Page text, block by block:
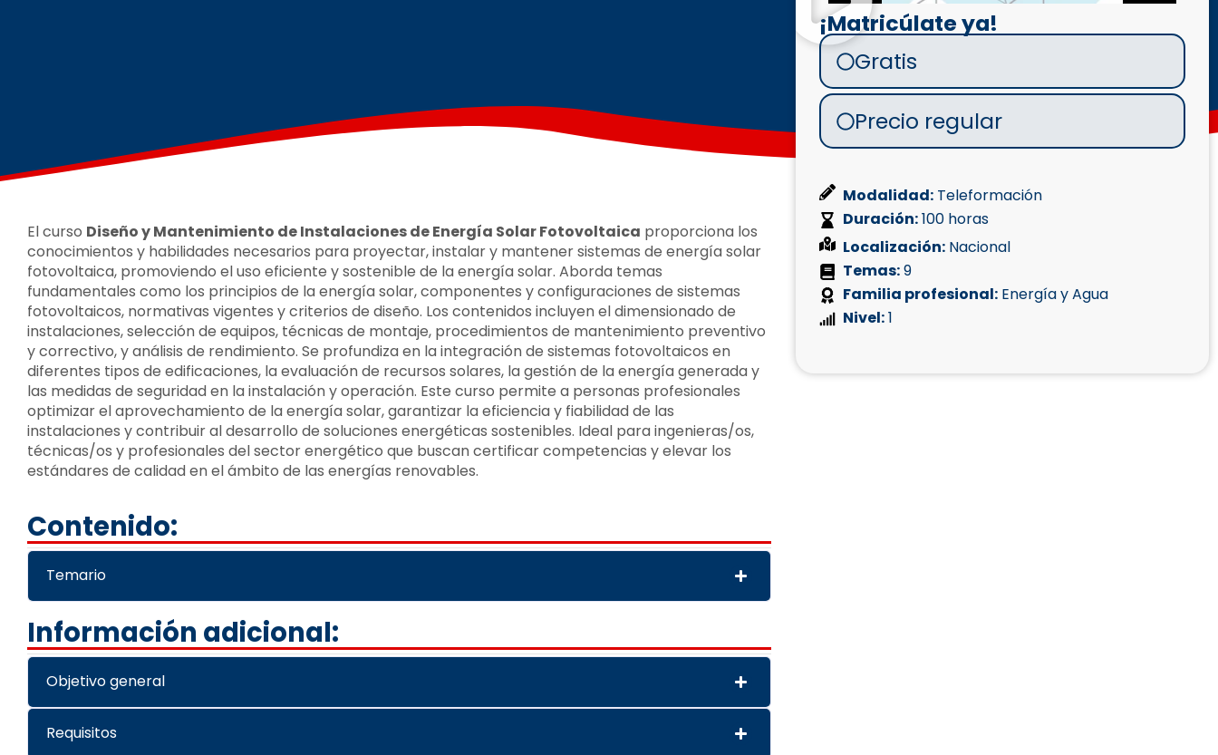
¡Matricúlate ya!
Gratis
Precio regular
Modalidad: Teleformación
Duración:100 horas
Localización: Nacional
Temas:9
Familia profesional:Energía y Agua
Nivel:1
El curso Diseño y Mantenimiento de Instalaciones de Energía Solar Fotovoltaica proporciona los
conocimientos y habilidades necesarios para proyectar, instalar y mantener sistemas de energía solar
fotovoltaica, promoviendo el uso eficiente y sostenible de la energía solar. Aborda temas
fundamentales como los principios de la energía solar, componentes y configuraciones de sistemas
fotovoltaicos, normativas vigentes y criterios de diseño. Los contenidos incluyen el dimensionado de
instalaciones, selección de equipos, técnicas de montaje, procedimientos de mantenimiento preventivo
y correctivo, y análisis de rendimiento. Se profundiza en la integración de sistemas fotovoltaicos en
diferentes tipos de edificaciones, la evaluación de recursos solares, la gestión de la energía generada y
las medidas de seguridad en la instalación y operación. Este curso permite a personas profesionales
optimizar el aprovechamiento de la energía solar, garantizar la eficiencia y fiabilidad de las
instalaciones y contribuir al desarrollo de soluciones energéticas sostenibles. Ideal para ingenieras/os,
técnicas/os y profesionales del sector energético que buscan certificar competencias y elevar los
estándares de calidad en el ámbito de las energías renovables.
Contenido:
Temario
Información adicional:
Objetivo general
Requisitos